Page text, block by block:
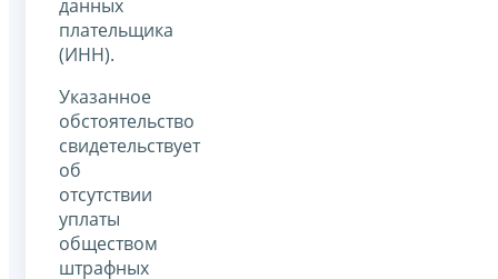
данных
плательщика
(ИНН).
Указанное
обстоятельство
свидетельствует
об
отсутствии
уплаты
обществом
штрафных